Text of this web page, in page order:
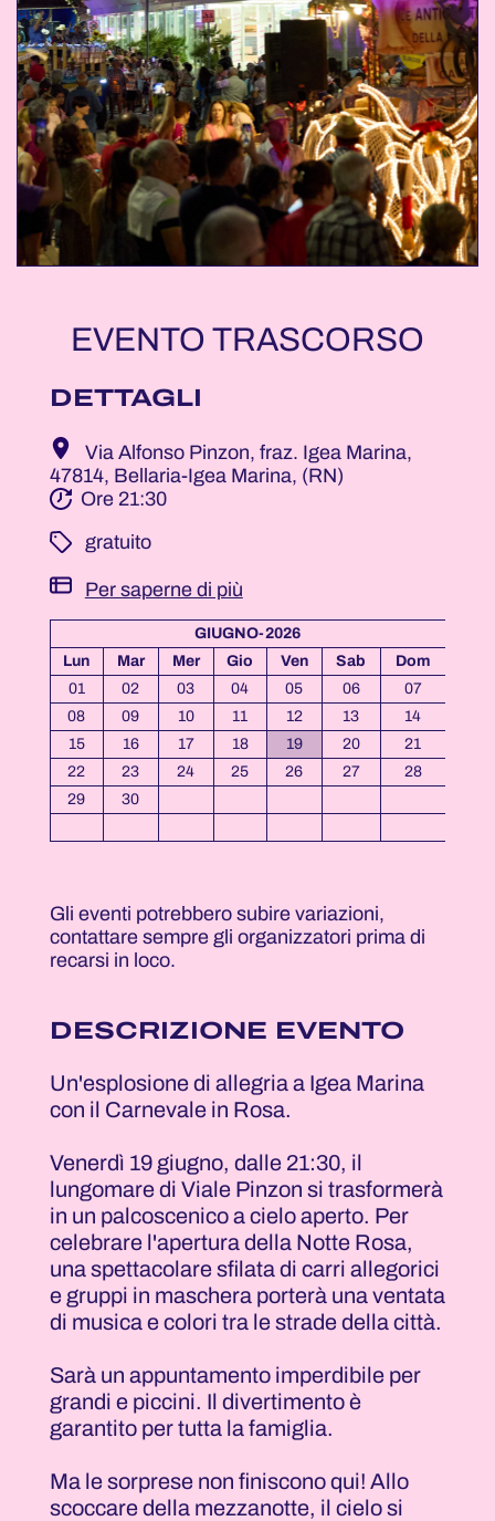
EVENTO TRASCORSO
DETTAGLI
Via Alfonso Pinzon, fraz. Igea Marina,
47814, Bellaria-Igea Marina, (RN)
Ore 21:30
­ gratuito
Per saperne di più
GIUGNO-2026
Lun
Mar Mer Gio Ven Sab
Dom
01
02 03 04 05 06
07
08
09 10 11 12 13
14
15
16 17 18 19 20
21
22
23 24 25 26 27
28
29
30
Gli eventi potrebbero subire variazioni,
contattare sempre gli organizzatori prima di
recarsi in loco.
DESCRIZIONE EVENTO
Un'esplosione di allegria a Igea Marina
con il Carnevale in Rosa.
Venerdì 19 giugno, dalle 21:30, il
lungomare di Viale Pinzon si trasformerà
in un palcoscenico a cielo aperto. Per
celebrare l'apertura della Notte Rosa,
una spettacolare sfilata di carri allegorici
e gruppi in maschera porterà una ventata
di musica e colori tra le strade della città.
Sarà un appuntamento imperdibile per
grandi e piccini. Il divertimento è
garantito per tutta la famiglia.
Ma le sorprese non finiscono qui! Allo
scoccare della mezzanotte, il cielo si